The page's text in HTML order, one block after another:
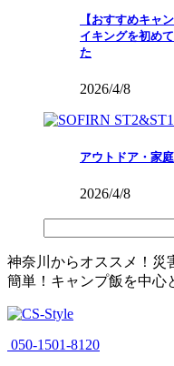
【おすすめキャ
イキングを初め
た
2026/4/8
アウトドア・家
2026/4/8
神奈川からオススメ！災
簡単！キャンプ飯を中心
050-1501-8120